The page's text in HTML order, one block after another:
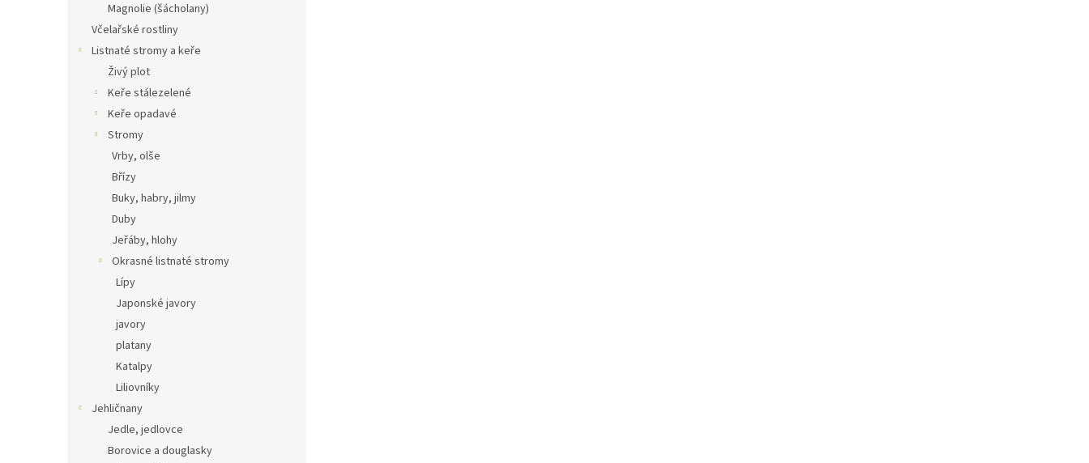
Magnolie (šácholany)
Včelařské rostliny
Listnaté stromy a keře
Živý plot
Keře stálezelené
Keře opadavé
Stromy
Vrby, olše
Břízy
Buky, habry, jilmy
Duby
Jeřáby, hlohy
Okrasné listnaté stromy
Lípy
Japonské javory
javory
platany
Katalpy
Liliovníky
Jehličnany
Jedle, jedlovce
Borovice a douglasky